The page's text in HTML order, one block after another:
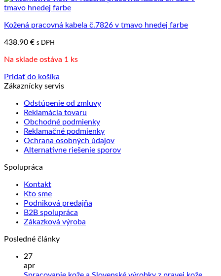
Kožená pracovná kabela č.7826 v tmavo hnedej farbe
438.90 € s DPH
Na sklade ostáva 1 ks
Pridať do košíka
Zákaznícky servis
Odstúpenie od zmluvy
Reklamácia tovaru
Obchodné podmienky
Reklamačné podmienky
Ochrana osobných údajov
Alternatívne riešenie sporov
Spolupráca
Kontakt
Kto sme
Podniková predajňa
B2B spolupráca
Zákazková výroba
Posledné články
27
apr